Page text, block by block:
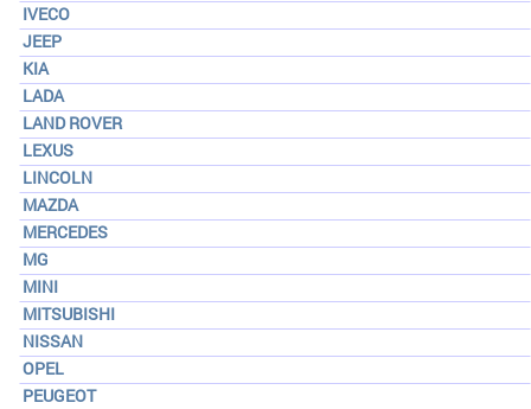
IVECO
JEEP
KIA
LADA
LAND ROVER
LEXUS
LINCOLN
MAZDA
MERCEDES
MG
MINI
MITSUBISHI
NISSAN
OPEL
PEUGEOT